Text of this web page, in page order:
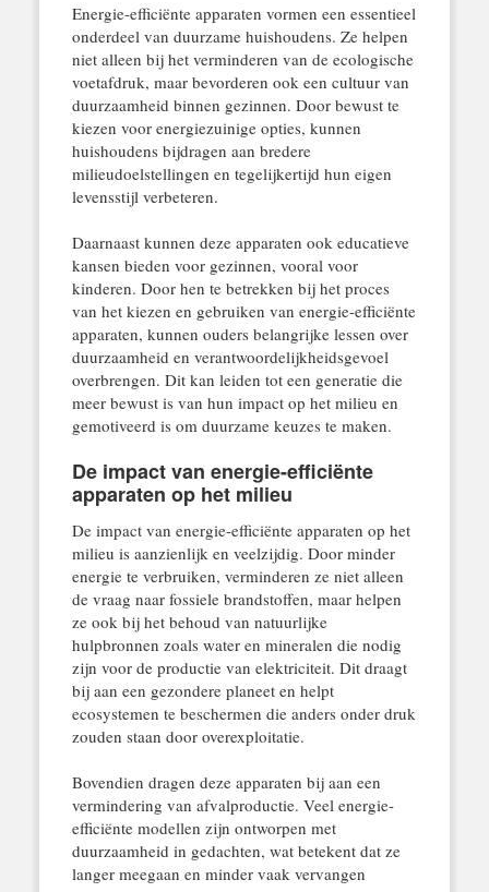
Energie-efficiënte apparaten vormen een essentieel
onderdeel van duurzame huishoudens. Ze helpen
niet alleen bij het verminderen van de ecologische
voetafdruk, maar bevorderen ook een cultuur van
duurzaamheid binnen gezinnen. Door bewust te
kiezen voor energiezuinige opties, kunnen
huishoudens bijdragen aan bredere
milieudoelstellingen en tegelijkertijd hun eigen
levensstijl verbeteren.
Daarnaast kunnen deze apparaten ook educatieve
kansen bieden voor gezinnen, vooral voor
kinderen. Door hen te betrekken bij het proces
van het kiezen en gebruiken van energie-efficiënte
apparaten, kunnen ouders belangrijke lessen over
duurzaamheid en verantwoordelijkheidsgevoel
overbrengen. Dit kan leiden tot een generatie die
meer bewust is van hun impact op het milieu en
gemotiveerd is om duurzame keuzes te maken.
De impact van energie-efficiënte
apparaten op het milieu
De impact van energie-efficiënte apparaten op het
milieu is aanzienlijk en veelzijdig. Door minder
energie te verbruiken, verminderen ze niet alleen
de vraag naar fossiele brandstoffen, maar helpen
ze ook bij het behoud van natuurlijke
hulpbronnen zoals water en mineralen die nodig
zijn voor de productie van elektriciteit. Dit draagt
bij aan een gezondere planeet en helpt
ecosystemen te beschermen die anders onder druk
zouden staan door overexploitatie.
Bovendien dragen deze apparaten bij aan een
vermindering van afvalproductie. Veel energie-
efficiënte modellen zijn ontworpen met
duurzaamheid in gedachten, wat betekent dat ze
langer meegaan en minder vaak vervangen